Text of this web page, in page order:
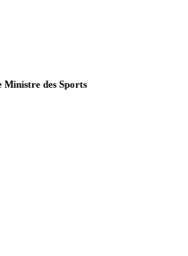
Ministre des Sports